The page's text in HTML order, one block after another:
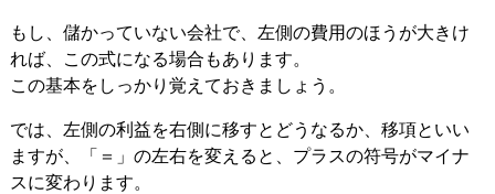
もし、儲かっていない会社で、左側の費用のほうが大きけ
れば、この式になる場合もあります。
この基本をしっかり覚えておきましょう。
では、左側の利益を右側に移すとどうなるか、移項といい
ますが、「＝」の左右を変えると、プラスの符号がマイナ
スに変わります。